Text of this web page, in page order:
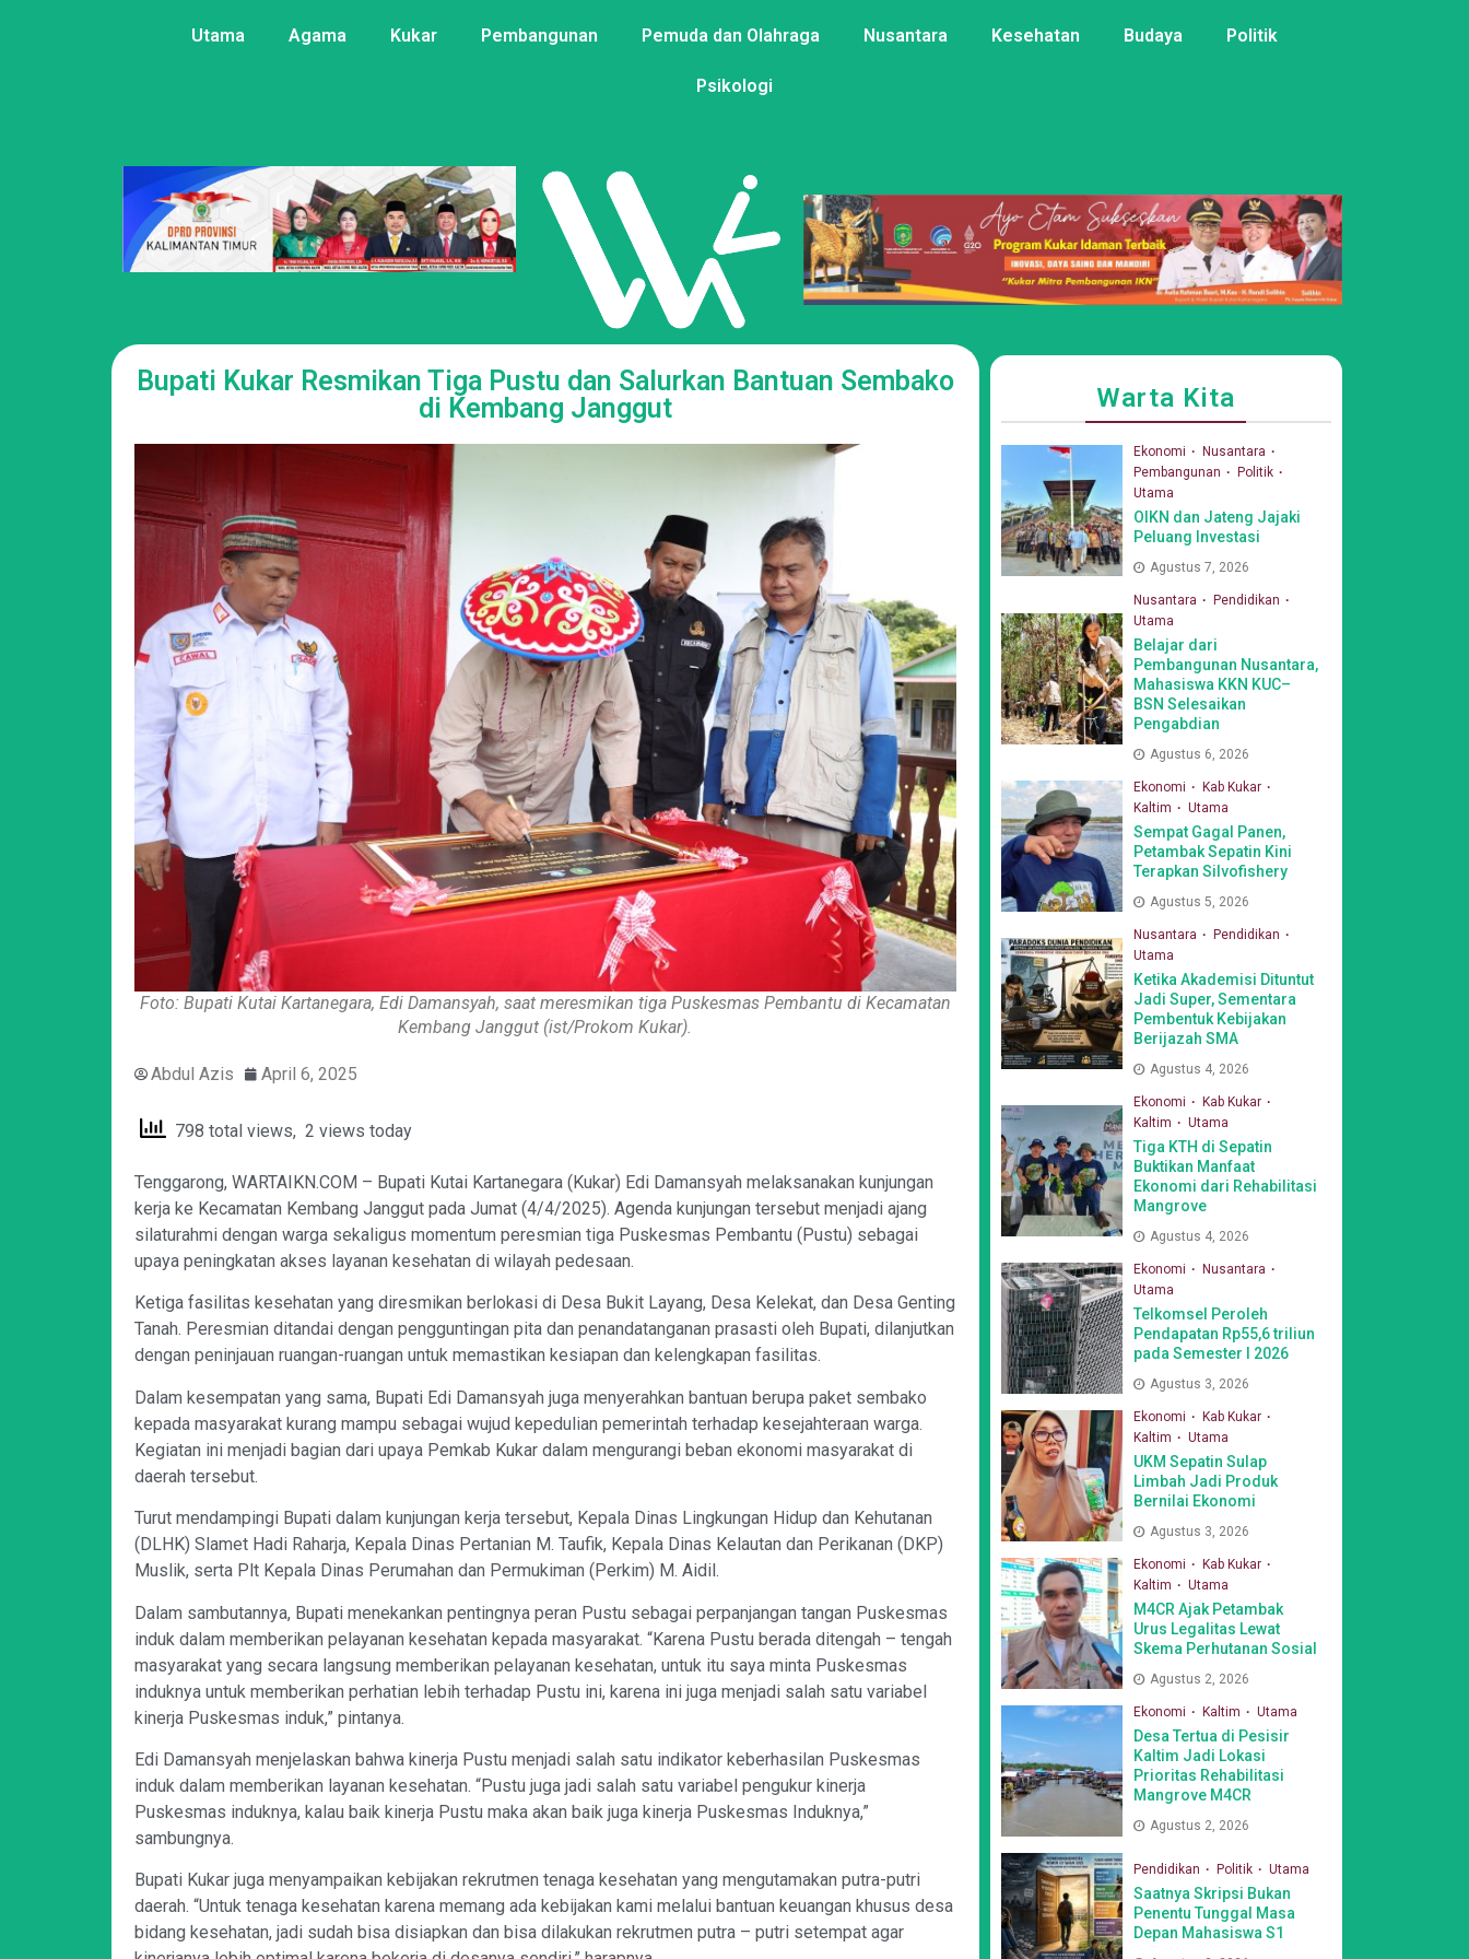
Utama Agama Kukar Pembangunan Pemuda dan Olahraga Nusantara Kesehatan Budaya Politik
Psikologi
Bupati Kukar Resmikan Tiga Pustu dan Salurkan Bantuan Sembako
di Kembang Janggut
Foto: Bupati Kutai Kartanegara, Edi Damansyah, saat meresmikan tiga Puskesmas Pembantu di Kecamatan
Kembang Janggut (ist/Prokom Kukar).
Abdul Azis April 6, 2025
798 total views, 2 views today
Tenggarong, WARTAIKN.COM – Bupati Kutai Kartanegara (Kukar) Edi Damansyah melaksanakan kunjungan
kerja ke Kecamatan Kembang Janggut pada Jumat (4/4/2025). Agenda kunjungan tersebut menjadi ajang
silaturahmi dengan warga sekaligus momentum peresmian tiga Puskesmas Pembantu (Pustu) sebagai
upaya peningkatan akses layanan kesehatan di wilayah pedesaan.
Ketiga fasilitas kesehatan yang diresmikan berlokasi di Desa Bukit Layang, Desa Kelekat, dan Desa Genting
Tanah. Peresmian ditandai dengan pengguntingan pita dan penandatanganan prasasti oleh Bupati, dilanjutkan
dengan peninjauan ruangan-ruangan untuk memastikan kesiapan dan kelengkapan fasilitas.
Dalam kesempatan yang sama, Bupati Edi Damansyah juga menyerahkan bantuan berupa paket sembako
kepada masyarakat kurang mampu sebagai wujud kepedulian pemerintah terhadap kesejahteraan warga.
Kegiatan ini menjadi bagian dari upaya Pemkab Kukar dalam mengurangi beban ekonomi masyarakat di
daerah tersebut.
Turut mendampingi Bupati dalam kunjungan kerja tersebut, Kepala Dinas Lingkungan Hidup dan Kehutanan
(DLHK) Slamet Hadi Raharja, Kepala Dinas Pertanian M. Taufik, Kepala Dinas Kelautan dan Perikanan (DKP)
Muslik, serta Plt Kepala Dinas Perumahan dan Permukiman (Perkim) M. Aidil.
Dalam sambutannya, Bupati menekankan pentingnya peran Pustu sebagai perpanjangan tangan Puskesmas
induk dalam memberikan pelayanan kesehatan kepada masyarakat. “Karena Pustu berada ditengah – tengah
masyarakat yang secara langsung memberikan pelayanan kesehatan, untuk itu saya minta Puskesmas
induknya untuk memberikan perhatian lebih terhadap Pustu ini, karena ini juga menjadi salah satu variabel
kinerja Puskesmas induk,” pintanya.
Edi Damansyah menjelaskan bahwa kinerja Pustu menjadi salah satu indikator keberhasilan Puskesmas
induk dalam memberikan layanan kesehatan. “Pustu juga jadi salah satu variabel pengukur kinerja
Puskesmas induknya, kalau baik kinerja Pustu maka akan baik juga kinerja Puskesmas Induknya,”
sambungnya.
Bupati Kukar juga menyampaikan kebijakan rekrutmen tenaga kesehatan yang mengutamakan putra-putri
daerah. “Untuk tenaga kesehatan karena memang ada kebijakan kami melalui bantuan keuangan khusus desa
bidang kesehatan, jadi sudah bisa disiapkan dan bisa dilakukan rekrutmen putra – putri setempat agar
Warta Kita
Ekonomi
Nusantara
Pembangunan
Politik
Utama
OIKN dan Jateng Jajaki
Peluang Investasi
Agustus 7, 2026
Nusantara
Pendidikan
Utama
Belajar dari
Pembangunan Nusantara,
Mahasiswa KKN KUC–
BSN Selesaikan
Pengabdian
Agustus 6, 2026
Ekonomi
Kab Kukar
Kaltim
Utama
Sempat Gagal Panen,
Petambak Sepatin Kini
Terapkan Silvofishery
Agustus 5, 2026
Nusantara
Pendidikan
Utama
Ketika Akademisi Dituntut
Jadi Super, Sementara
Pembentuk Kebijakan
Berijazah SMA
Agustus 4, 2026
Ekonomi
Kab Kukar
Kaltim
Utama
Tiga KTH di Sepatin
Buktikan Manfaat
Ekonomi dari Rehabilitasi
Mangrove
Agustus 4, 2026
Ekonomi
Nusantara
Utama
Telkomsel Peroleh
Pendapatan Rp55,6 triliun
pada Semester I 2026
Agustus 3, 2026
Ekonomi
Kab Kukar
Kaltim
Utama
UKM Sepatin Sulap
Limbah Jadi Produk
Bernilai Ekonomi
Agustus 3, 2026
Ekonomi
Kab Kukar
Kaltim
Utama
M4CR Ajak Petambak
Urus Legalitas Lewat
Skema Perhutanan Sosial
Agustus 2, 2026
Ekonomi Kaltim Utama
Desa Tertua di Pesisir
Kaltim Jadi Lokasi
Prioritas Rehabilitasi
Mangrove M4CR
Agustus 2, 2026
Pendidikan Politik Utama
Saatnya Skripsi Bukan
Penentu Tunggal Masa
Depan Mahasiswa S1